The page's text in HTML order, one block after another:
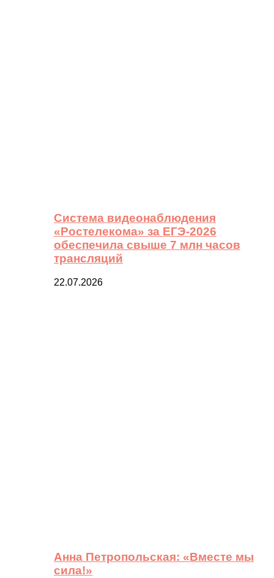
Система видеонаблюдения
«Ростелекома» за ЕГЭ-2026
обеспечила свыше 7 млн часов
трансляций
22.07.2026
Анна Петропольская: «Вместе мы
сила!»